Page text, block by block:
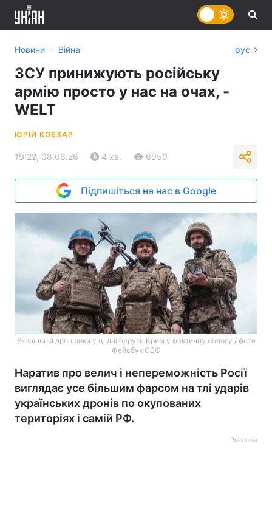
Новини › Війна рус
ЗСУ принижують російську
армію просто у нас на очах, -
WELT
ЮРІЙ КОБЗАР
19:22, 08.06.26 4 хв. 6950
Підпишіться на нас в Google
Українські дронщики у ці дні беруть Крим у фактичну облогу / фото
Фейсбук СБС
Наратив про велич і непереможність Росії
виглядає усе більшим фарсом на тлі ударів
українських дронів по окупованих
територіях і самій РФ.
Реклама